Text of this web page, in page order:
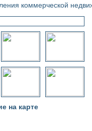
коммерческой
на карте